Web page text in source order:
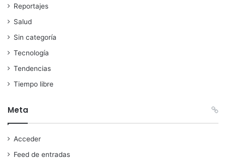
Reportajes
Salud
Sin categoría
Tecnología
Tendencias
Tiempo libre
Meta
Acceder
Feed de entradas